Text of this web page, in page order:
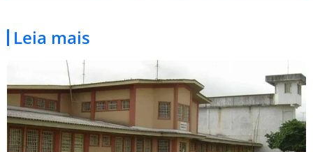
Leia mais